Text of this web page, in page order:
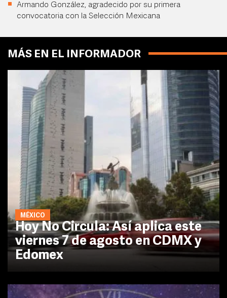
Armando González, agradecido por su primera
convocatoria con la Selección Mexicana
MÁS EN EL INFORMADOR
MÉXICO
Hoy No Circula: Así aplica este
viernes 7 de agosto en CDMX y
Edomex